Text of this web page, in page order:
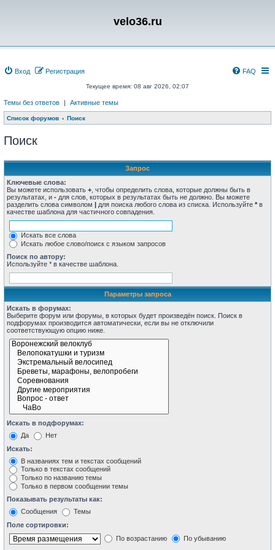
velo36.ru
Вход Регистрация FAQ
Текущее время: 08 авг 2026, 02:07
Темы без ответов | Активные темы
Список форумов Поиск
Поиск
Запрос
Ключевые слова:
Вы можете использовать + , чтобы определить слова, которые должны быть в
результатах, и - для слов, которых в результатах быть не должно. Вы можете
разделить слова символом | для поиска любого слова из списка. Используйте * в
качестве шаблона для частичного совпадения.
Искать все слова
Искать любое слово/поиск с языком запросов
Поиск по автору:
Используйте * в качестве шаблона.
Параметры запроса
Искать в форумах:
Выберите форум или форумы, в которых будет произведён поиск. Поиск в
подфорумах производится автоматически, если вы не отключили
соответствующую опцию ниже.
Искать в подфорумах:
Да
Нет
Искать:
В названиях тем и текстах сообщений
Только в текстах сообщений
Только по названию темы
Только в первом сообщении темы
Показывать результаты как:
Сообщения
Темы
Поле сортировки:
По возрастанию
По убыванию